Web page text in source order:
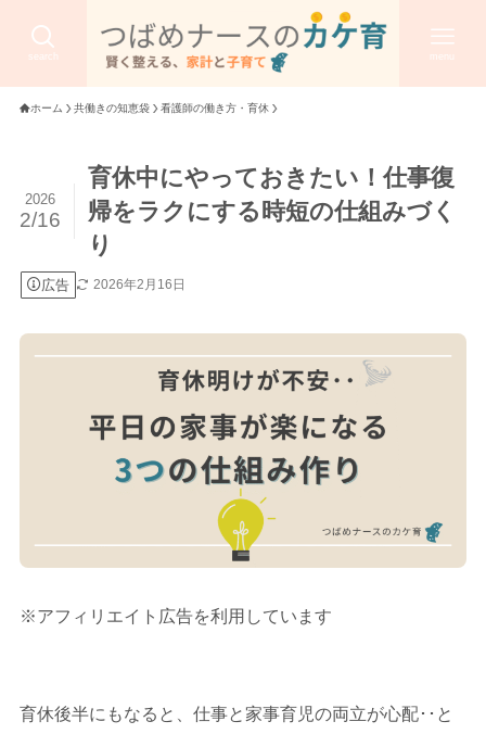
search menu
ホーム 共働きの知恵袋 看護師の働き方・育休
育休中にやっておきたい！仕事復
帰をラクにする時短の仕組みづく
り
2026
2/16
広告 2026年2月16日
※アフィリエイト広告を利用しています
育休後半にもなると、仕事と家事育児の両立が心配･･と